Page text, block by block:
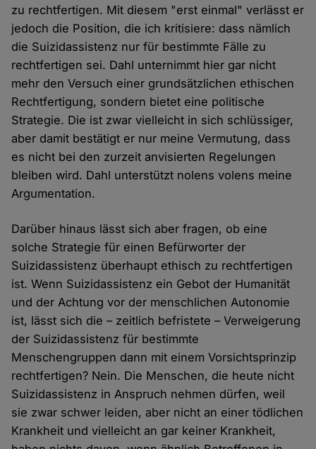
zu rechtfertigen. Mit diesem "erst einmal" verlässt er
jedoch die Position, die ich kritisiere: dass nämlich
die Suizidassistenz nur für bestimmte Fälle zu
rechtfertigen sei. Dahl unternimmt hier gar nicht
mehr den Versuch einer grundsätzlichen ethischen
Rechtfertigung, sondern bietet eine politische
Strategie. Die ist zwar vielleicht in sich schlüssiger,
aber damit bestätigt er nur meine Vermutung, dass
es nicht bei den zurzeit anvisierten Regelungen
bleiben wird. Dahl unterstützt nolens volens meine
Argumentation.
Darüber hinaus lässt sich aber fragen, ob eine
solche Strategie für einen Befürworter der
Suizidassistenz überhaupt ethisch zu rechtfertigen
ist. Wenn Suizidassistenz ein Gebot der Humanität
und der Achtung vor der menschlichen Autonomie
ist, lässt sich die – zeitlich befristete – Verweigerung
der Suizidassistenz für bestimmte
Menschengruppen dann mit einem Vorsichtsprinzip
rechtfertigen? Nein. Die Menschen, die heute nicht
Suizidassistenz in Anspruch nehmen dürfen, weil
sie zwar schwer leiden, aber nicht an einer tödlichen
Krankheit und vielleicht an gar keiner Krankheit,